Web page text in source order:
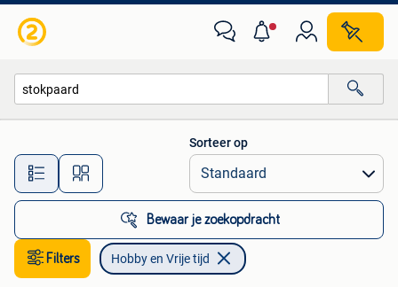
Alle afstanden…
Sorteer op
Bewaar je zoekopdracht
Filters Hobby en Vrije tijd